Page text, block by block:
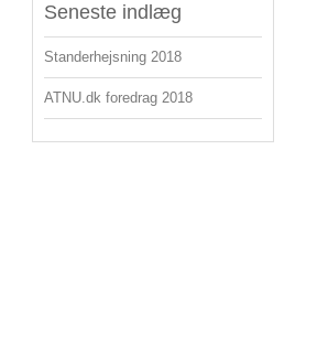
Seneste indlæg
Standerhejsning 2018
ATNU.dk foredrag 2018